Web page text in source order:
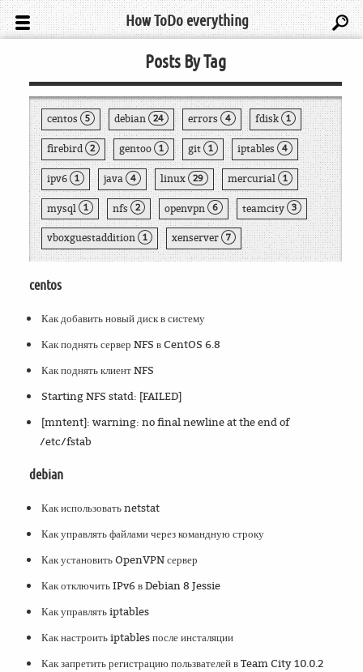
How ToDo everything
Posts By Tag
centos 5 debian 24 errors 4 fdisk 1
firebird 2 gentoo 1 git 1 iptables 4
ipv6 1 java 4 linux 29 mercurial 1
mysql 1 nfs 2 openvpn 6 teamcity 3
vboxguestaddition 1 xenserver 7
centos
Как добавить новый диск в систему
Как поднять сервер NFS в CentOS 6.8
Как поднять клиент NFS
Starting NFS statd: [FAILED]
[mntent]: warning: no final newline at the end of
/etc/fstab
debian
Как использовать netstat
Как управлять файлами через командную строку
Как установить OpenVPN сервер
Как отключить IPv6 в Debian 8 Jessie
Как управлять iptables
Как настроить iptables после инсталяции
Как запретить регистрацию пользвателей в Team City 10.0.2